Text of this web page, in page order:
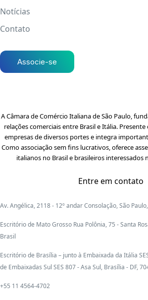
Notícias
Contato
Associe-se
A Câmara de Comércio Italiana de São Paulo,
relações comerciais entre Brasil e Itália.
empresas de diversos portes e integra
Como associação sem fins lucrativos, oferece
italianos no Brasil e brasileiros interessados
Entre em contato
Av. Angélica, 2118 - 12º andar Consolação, São
Escritório de Mato Grosso Rua Polônia, 75 - Santa
Brasil
Escritório de Brasília – junto à Embaixada da Itália
de Embaixadas Sul SES 807 - Asa Sul, Brasília - DF,
+55 11 4564-4702